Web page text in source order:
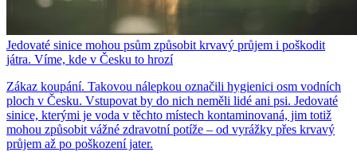
Jedovaté sinice mohou psům způsobit krvavý průjem i poškodit
játra. Víme, kde v Česku to hrozí
Zákaz koupání. Takovou nálepkou označili hygienici osm vodních
ploch v Česku. Vstupovat by do nich neměli lidé ani psi. Jedovaté
sinice, kterými je voda v těchto místech kontaminovaná, jim totiž
mohou způsobit vážné zdravotní potíže – od vyrážky přes krvavý
průjem až po poškození jater.